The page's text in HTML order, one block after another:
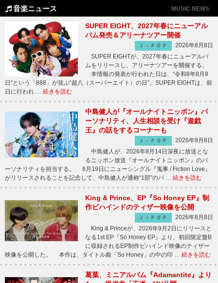
音楽ニュース MUSIC NEWS
SUPER EIGHT、2027年春にニューアル
バム発売＆アリーナツアー開催
Ｊ－ＰＯＰ
2026年8月8日
SUPER EIGHTが、2027年春にニューアルバ
ムをリリースし、アリーナツアーを開催する。
本情報の発表が行われた日は、“令和8年8月8
日”という「888」が並ぶ“超八（スーパーエイト）の日”。SUPER EIGHTは、前
日に行われ … 続きを読む
中島健人が『オールナイトニッポン』パ
ーソナリティ、人生相談を受け『遊戯
王』の話をするコーナーも
Ｊ－ＰＯＰ
2026年8月8日
中島健人が、2026年8月14日深夜に放送とな
るニッポン放送『オールナイトニッポン』のパ
ーソナリティを担当する。 8月19日にニューシングル『鬼事 / Fiction Love』
がリリースされることを記念して、中島健人が通称“1部”のパ … 続きを読む
King & Prince、EP『So Honey EP』制
作ビハインドのティザー映像を公開
Ｊ－ＰＯＰ
2026年8月8日
King & Princeが、2026年9月2日にリリースと
なる1st EP『So Honey EP』より、初回限定盤B
に収録されるEP制作ビハインド映像のティザー
映像を公開した。 本作は、タイトル曲「So Honey」の中の印 … 続きを読む
葛葉、ミニアルバム『Adamantite』より